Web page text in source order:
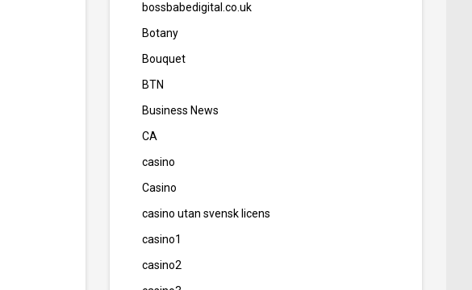
bossbabedigital.co.uk
Botany
Bouquet
BTN
Business News
CA
casino
Casino
casino utan svensk licens
casino1
casino2